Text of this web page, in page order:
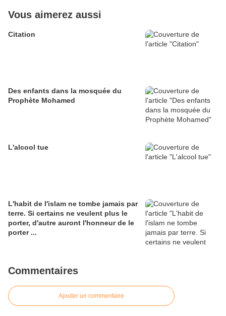
Vous aimerez aussi
Citation
Des enfants dans la mosquée du
Prophète Mohamed
L'alcool tue
L'habit de l'islam ne tombe jamais par
terre. Si certains ne veulent plus le
porter, d'autre auront l'honneur de le
porter ...
Commentaires
Ajouter un commentaire